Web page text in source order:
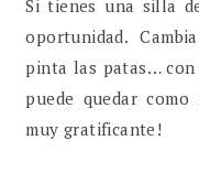
Si tienes una silla
oportunidad.
pinta las patas… con
puede quedar como
muy gratificante!